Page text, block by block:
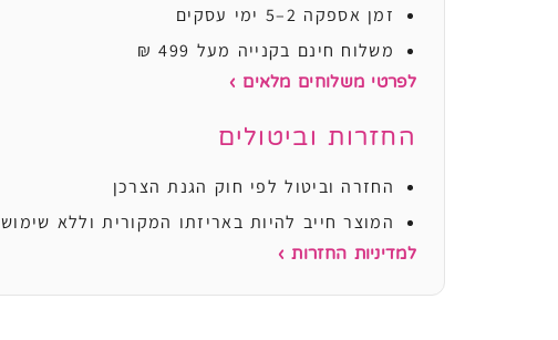
זמן אספקה 2–5 ימי עסקים
משלוח חינם בקנייה מעל 499 ₪
לפרטי משלוחים מלאים ›
החזרות וביטולים
החזרה וביטול לפי חוק הגנת הצרכן
המוצר חייב להיות באריזתו המקורית וללא שימוש
למדיניות החזרות ›